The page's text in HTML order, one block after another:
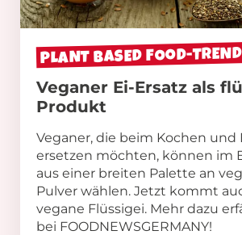
PLANT BASED FOOD-
Veganer Ei-Ersatz als
Produkt
Veganer, die beim Kochen und
ersetzen möchten, können im
aus einer breiten Palette an
Pulver wählen. Jetzt kommt
vegane Flüssigei. Mehr dazu
bei FOODNEWSGERMANY!